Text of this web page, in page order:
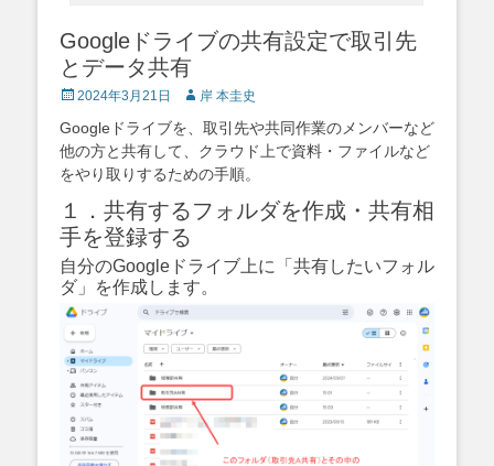
Googleドライブの共有設定で取引先
とデータ共有
Posted
2024年3月21日 Author
岸 本圭史
Googleドライブを、取引先や共同作業のメンバーなど
他の方と共有して、クラウド上で資料・ファイルなど
をやり取りするための手順。
１．共有するフォルダを作成・共有相
手を登録する
自分のGoogleドライブ上に「共有したいフォル
ダ」を作成します。